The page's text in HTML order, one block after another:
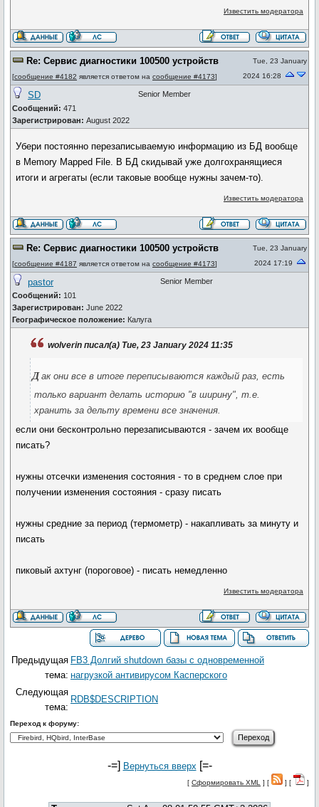
Известить модератора
Re: Сервис диагностики 100500 устройств
[сообщение #4182 является ответом на сообщение #4173]
Tue, 23 January
2024 16:28
SD
Сообщений: 471
Зарегистрирован: August 2022
Senior Member
Убери постоянно перезаписываемую информацию из БД вообще
в Memory Mapped File. В БД скидывай уже долгохранящиеся
итоги и агрегаты (если таковые вообще нужны зачем-то).
Известить модератора
Re: Сервис диагностики 100500 устройств
[сообщение #4187 является ответом на сообщение #4173]
Tue, 23 January
2024 17:19
pastor
Сообщений: 101
Зарегистрирован: June 2022
Географическое положение: Калуга
Senior Member
wolverin писал(а) Tue, 23 January 2024 11:35
дак они все в итоге переписываются каждый раз, есть
только вариант делать историю "в ширину", т.е.
хранить за дельту времени все значения.
если они бесконтрольно перезаписываются - зачем их вообще
писать?
нужны отсечки изменения состояния - то в среднем слое при
получении изменения состояния - сразу писать
нужны средние за период (термометр) - накапливать за минуту и
писать
пиковый ахтунг (пороговое) - писать немедленно
Известить модератора
Предыдущая
тема:
FB3 Долгий shutdown базы с одновременной
нагрузкой антивирусом Касперского
Следующая
тема:
RDB$DESCRIPTION
Переход к форуму:
-=] Вернуться вверх [=-
[ Сформировать XML ] [ ] [ ]